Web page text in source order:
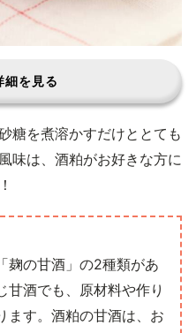
細を見る
糖を煮溶かすだけととても
味は、酒粕がお好きな方に
麹の甘酒」の2種類があ
甘酒でも、原材料や作り
ます。酒粕の甘酒は、お